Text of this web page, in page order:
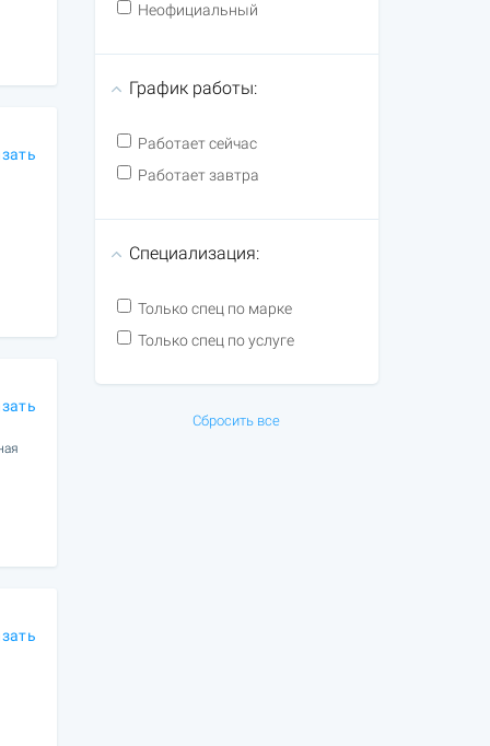
Неофициальный
График работы:
Работает сейчас
Работает завтра
Специализация:
Только спец по марке
Только спец по услуге
Сбросить все